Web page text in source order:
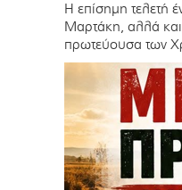
Η επίσημη τελετή
Μαρτάκη, αλλά και
πρωτεύουσα των